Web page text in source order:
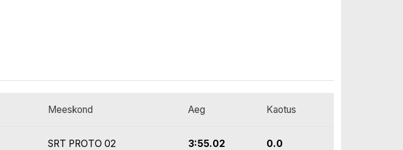
Meeskond Aeg Kaotus
SRT PROTO 02
3:55.02
0.0